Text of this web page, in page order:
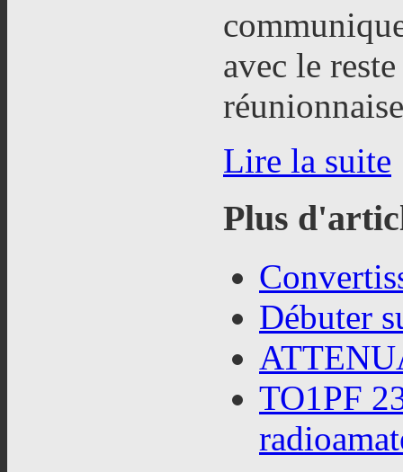
avec le
Lire la suite
Plus
Débuter
TO1PF